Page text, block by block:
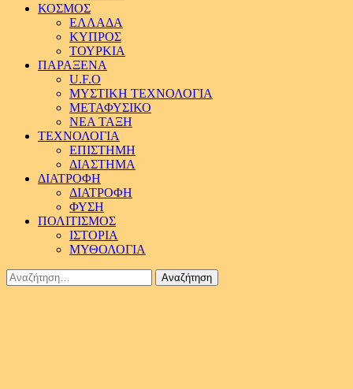
ΚΟΣΜΟΣ
ΕΛΛΑΔΑ
ΚΥΠΡΟΣ
ΤΟΥΡΚΙΑ
ΠΑΡΑΞΕΝΑ
U.F.O
ΜΥΣΤΙΚΗ ΤΕΧΝΟΛΟΓΙΑ
ΜΕΤΑΦΥΣΙΚΟ
ΝΕΑ ΤΑΞΗ
ΤΕΧΝΟΛΟΓΙΑ
ΕΠΙΣΤΗΜΗ
ΔΙΑΣΤΗΜΑ
ΔΙΑΤΡΟΦΗ
ΔΙΑΤΡΟΦΗ
ΦΥΣΗ
ΠΟΛΙΤΙΣΜΟΣ
ΙΣΤΟΡΙΑ
ΜΥΘΟΛΟΓΙΑ
Αναζήτηση
για: